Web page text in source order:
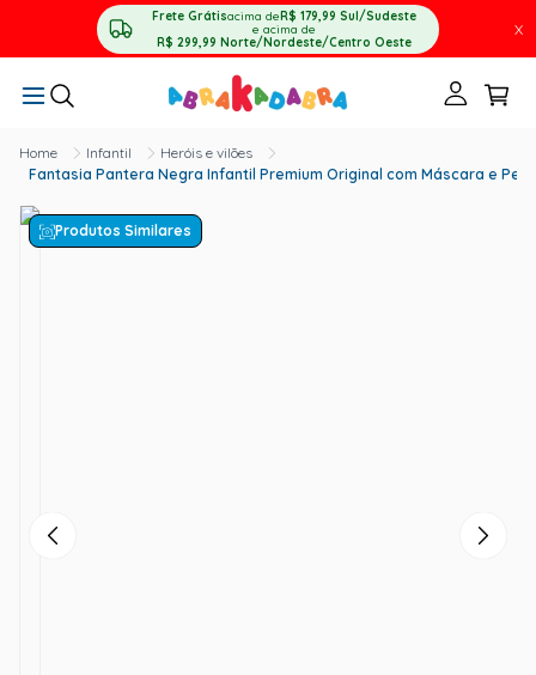
Frete Grátisacima deR$ 179,99 Sul/Sudeste
e acima de
R$ 299,99 Norte/Nordeste/Centro Oeste
X
Infantil
Heróis e vilões
Fantasia Pantera Negra Infantil Premium Original com Máscara e
Produtos Similares